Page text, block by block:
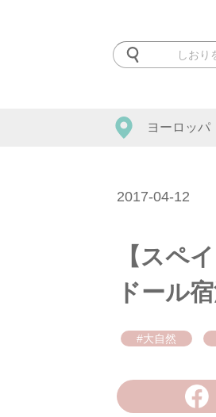
ヨーロッパ
2017-04-12
【スペ
ドール
#大自然